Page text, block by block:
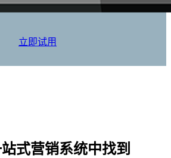
立即试用
式营销系统中找到